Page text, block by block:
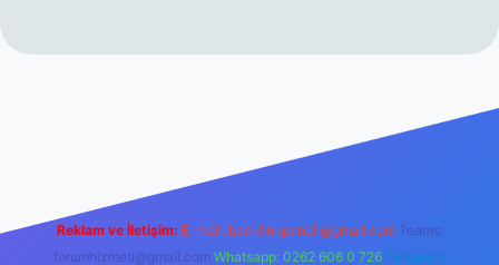
Reklam ve İletişim: E-mail: backlinkpaneli@gmail.com Teams:
forumhizmeti@gmail.com Whatsapp: 0262 606 0 726 Telegram: